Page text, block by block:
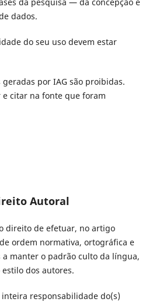
da pesquisa — da concepção e
dados.
do seu uso devem estar
por IAG são proibidas.
citar na fonte que foram
Autoral
direito de efetuar, no artigo
ordem normativa, ortográfica e
manter o padrão culto da língua,
dos autores.
responsabilidade do(s)